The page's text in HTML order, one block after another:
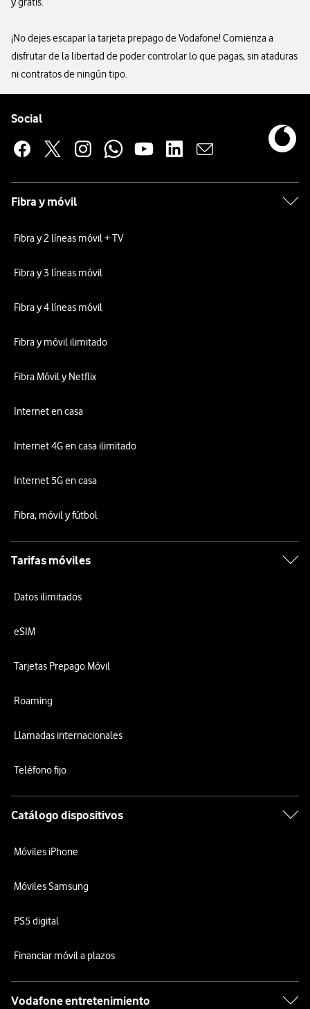
¡No dejes escapar la tarjeta prepago de Vodafone! Comienza a
disfrutar de la libertad de poder controlar lo que pagas, sin ataduras
ni contratos de ningún tipo.
Social
Fibra y móvil
Fibra y 2 líneas móvil + TV
Fibra y 3 líneas móvil
Fibra y 4 líneas móvil
Fibra y móvil ilimitado
Fibra Móvil y Netflix
Internet en casa
Internet 4G en casa ilimitado
Internet 5G en casa
Fibra, móvil y fútbol
Tarifas móviles
Datos ilimitados
eSIM
Tarjetas Prepago Móvil
Roaming
Llamadas internacionales
Teléfono fijo
Catálogo dispositivos
Móviles iPhone
Móviles Samsung
PS5 digital
Financiar móvil a plazos
Vodafone entretenimiento